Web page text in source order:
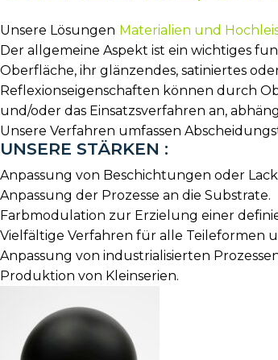
Unsere Lösungen Materialien und
Der allgemeine Aspekt ist ein wichtiges
Oberfläche, ihr glänzendes, satiniertes
Reflexionseigenschaften können durch
und/oder das Einsatzsverfahren an,
Unsere Verfahren umfassen
UNSERE STÄRKEN :
Anpassung von Beschichtungen oder
Anpassung der Prozesse an die Substrate.
Farbmodulation zur Erzielung einer
Vielfältige Verfahren für alle Teileformen
Anpassung von industrialisierten
Produktion von Kleinserien.